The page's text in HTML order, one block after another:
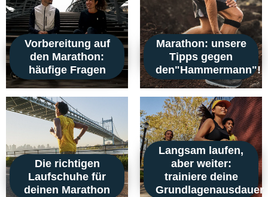
Vorbereitung auf
den Marathon:
häufige Fragen
Marathon: unsere
Tipps gegen
den"Hammermann"!
Die richtigen
Laufschuhe für
deinen Marathon
Langsam laufen,
aber weiter:
trainiere deine
Grundlagenausdauer